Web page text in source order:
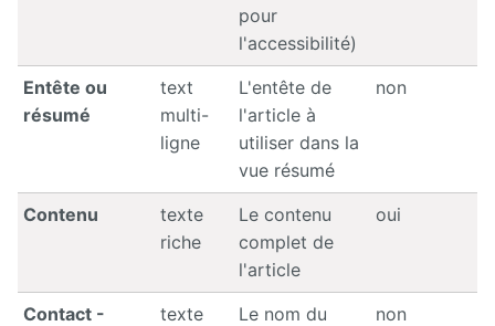
pour
l'accessibilité)
Entête ou
résumé
text
multi-
ligne
L'entête de
l'article à
utiliser dans la
vue résumé
non
Contenu
texte
riche
Le contenu
complet de
l'article
oui
Contact -
texte
Le nom du
non